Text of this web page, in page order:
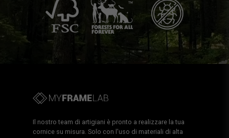
Il nostro team di artigiani è pronto a realizzare la tua
cornice su misura. Solo con l'uso di materiali di alta